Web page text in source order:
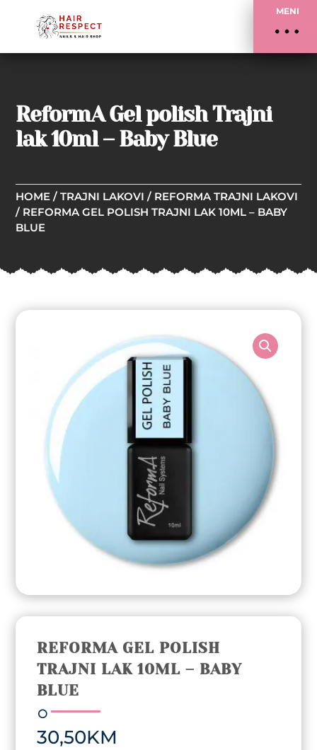
MENI
ReformA Gel polish Trajni
lak 10ml – Baby Blue
HOME /TRAJNI LAKOVI / REFORMA TRAJNI LAKOVI
/ REFORMA GEL POLISH TRAJNI LAK 10ML – BABY
BLUE
REFORMA GEL POLISH
TRAJNI LAK 10ML – BABY
BLUE
30,50KM